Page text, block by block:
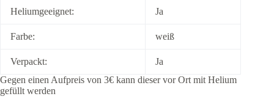
Heliumgeeignet: Ja
Farbe: weiß
Verpackt:
Ja
Gegen einen Aufpreis von 3€ kann dieser vor Ort mit Helium
gefüllt werden